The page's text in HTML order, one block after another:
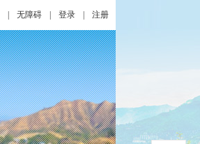
无障碍 登录 注册